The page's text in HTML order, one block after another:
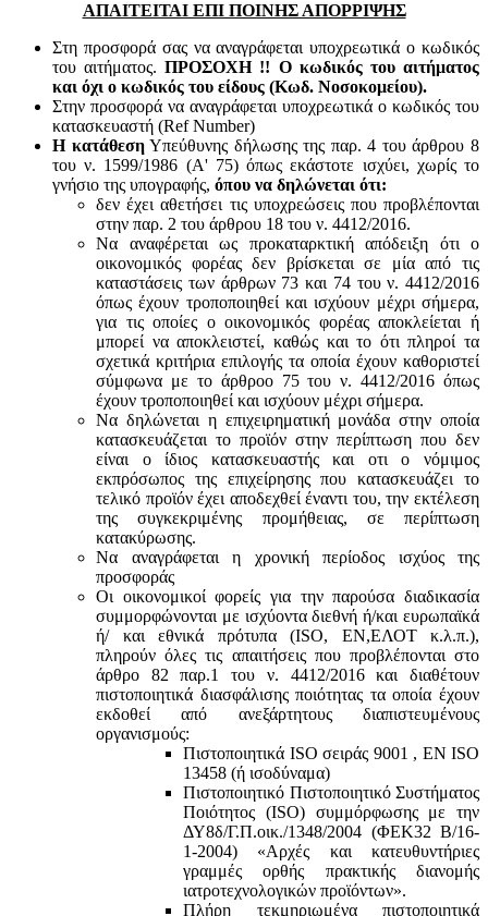
ΑΠΑΙΤΕΙΤΑΙ ΕΠΙ ΠΟΙΝΗΣ ΑΠΟΡΡΙΨΗΣ
Στη προσφορά σας να αναγράφεται υποχρεωτικά ο κωδικός
του αιτήματος.ΠΡΟΣΟΧΗ !! Ο κωδικός του αιτήματος
και όχι ο κωδικός του είδους (Κωδ. Νοσοκομείου).
Στην προσφορά να αναγράφεται υποχρεωτικά ο κωδικός του
κατασκευαστή (Ref Number)
Η κατάθεσηΥπεύθυνης δήλωσης της παρ. 4 του άρθρου 8
του ν. 1599/1986 (Α' 75) όπως εκάστοτε ισχύει, χωρίς το
γνήσιο της υπογραφής, όπου να δηλώνεται ότι:
δεν έχει αθετήσει τις υποχρεώσεις που προβλέπονται
στην παρ. 2 του άρθρου 18 του ν. 4412/2016.
Να αναφέρεται ως προκαταρκτική απόδειξη ότι ο
οικονομικός φορέας δεν βρίσκεται σε μία από τις
καταστάσεις των άρθρων 73 και 74 του ν. 4412/2016
όπως έχουν τροποποιηθεί και ισχύουν μέχρι σήμερα,
για τις οποίες ο οικονομικός φορέας αποκλείεται ή
μπορεί να αποκλειστεί, καθώς και το ότι πληροί τα
σχετικά κριτήρια επιλογής τα οποία έχουν καθοριστεί
σύμφωνα με τo άρθροo 75 του ν. 4412/2016 όπως
έχουν τροποποιηθεί και ισχύουν μέχρι σήμερα.
Να δηλώνεται η επιχειρηματική μονάδα στην οποία
κατασκευάζεται το προϊόν στην περίπτωση που δεν
είναι ο ίδιος κατασκευαστής και oτι ο νόμιμος
εκπρόσωπος της επιχείρησης που κατασκευάζει το
τελικό προϊόν έχει αποδεχθεί έναντι του, την εκτέλεση
της συγκεκριμένης προμήθειας, σε περίπτωση
κατακύρωσης.
Να αναγράφεται η χρονική περίοδος ισχύος της
προσφοράς
Οι οικονομικοί φορείς για την παρούσα διαδικασία
συμμορφώνονται με ισχύοντα διεθνή ή/και ευρωπαϊκά
ή/ και εθνικά πρότυπα (ISO, ΕΝ,ΕΛΟΤ κ.λ.π.),
πληρούν όλες τις απαιτήσεις που προβλέπονται στο
άρθρο 82 παρ.1 του ν. 4412/2016 και διαθέτουν
πιστοποιητικά διασφάλισης ποιότητας τα οποία έχουν
εκδοθεί από ανεξάρτητους διαπιστευμένους
οργανισμούς:
Πιστοποιητικά ISO σειράς 9001 , ΕΝ ISO
13458 (ή ισοδύναμα)
Πιστοποιητικό Πιστοποιητικό Συστήματος
Ποιότητος (ISO) συμμόρφωσης με την
ΔΥ8δ/Γ.Π.οικ./1348/2004 (ΦΕΚ32 Β/16-
1-2004) «Αρχές και κατευθυντήριες
γραμμές ορθής πρακτικής διανομής
ιατροτεχνολογικών προϊόντων».
Πλήρη τεκμηριωμένα πιστοποιητικά